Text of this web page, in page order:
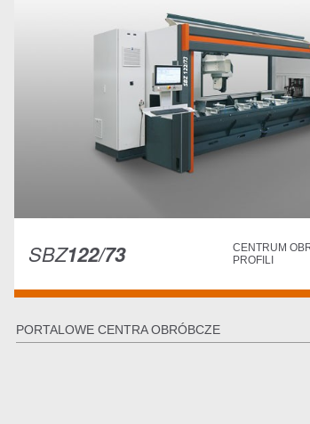
SBZ122/73
CENTRUM
PROFILI
PORTALOWE CENTRA OBRÓBCZE